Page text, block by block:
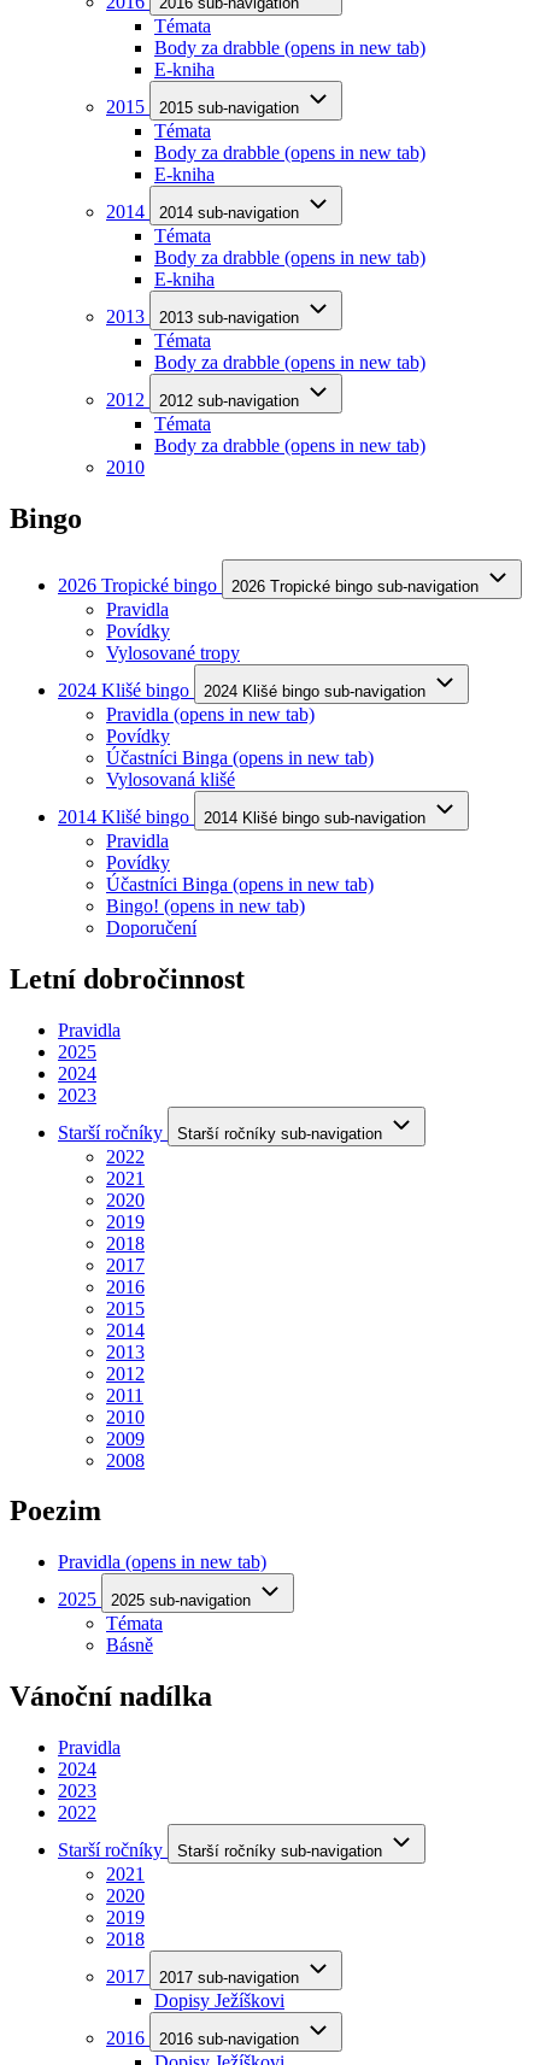
Témata
Body za drabble (opens in new tab)
E-kniha
2015
2015 sub-navigation
Témata
Body za drabble (opens in new tab)
E-kniha
2014
2014 sub-navigation
Témata
Body za drabble (opens in new tab)
E-kniha
2013
2013 sub-navigation
Témata
Body za drabble (opens in new tab)
2012
2012 sub-navigation
Témata
Body za drabble (opens in new tab)
2010
Bingo
2026 Tropické bingo 2026 Tropické bingo sub-navigation
Pravidla
Povídky
Vylosované tropy
2024 Klišé bingo
2024 Klišé bingo sub-navigation
Pravidla (opens in new tab)
Povídky
Účastníci Binga (opens in new tab)
Vylosovaná klišé
2014 Klišé bingo
2014 Klišé bingo sub-navigation
Pravidla
Povídky
Účastníci Binga (opens in new tab)
Bingo! (opens in new tab)
Doporučení
Letní dobročinnost
Pravidla
2025
2024
2023
Starší ročníky
Starší ročníky sub-navigation
2022
2021
2020
2019
2018
2017
2016
2015
2014
2013
2012
2011
2010
2009
2008
Poezim
Pravidla (opens in new tab)
2025
2025 sub-navigation
Témata
Básně
Vánoční nadílka
Pravidla
2024
2023
2022
Starší ročníky
Starší ročníky sub-navigation
2021
2020
2019
2018
2017
2017 sub-navigation
Dopisy Ježíškovi
2016
2016 sub-navigation